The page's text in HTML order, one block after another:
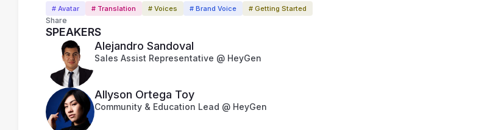
# Avatar # Translation # Voices # Brand Voice # Getting Started
Share
SPEAKERS
Alejandro Sandoval
Sales Assist Representative @ HeyGen
Allyson Ortega Toy
Community & Education Lead @ HeyGen